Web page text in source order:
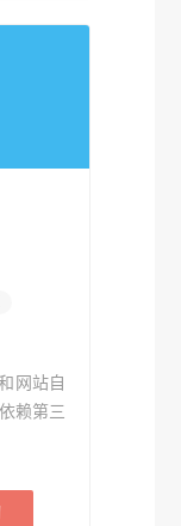
网站自
赖第三